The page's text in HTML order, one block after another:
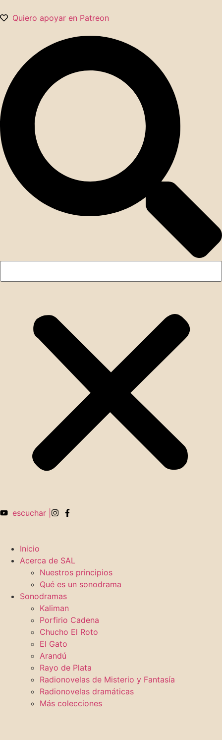
Quiero apoyar en Patreon
escuchar |
Inicio
Acerca de SAL
Nuestros principios
Qué es un sonodrama
Sonodramas
Kaliman
Porfirio Cadena
Chucho El Roto
El Gato
Arandú
Rayo de Plata
Radionovelas de Misterio y Fantasía
Radionovelas dramáticas
Más colecciones